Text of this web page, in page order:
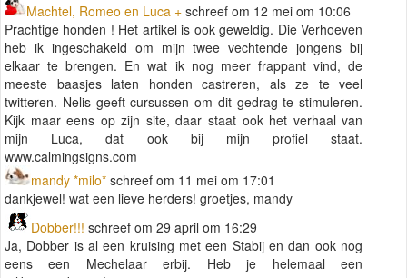
Machtel, Romeo en Luca + schreef om 12 mei om 10:06
Prachtige honden ! Het artikel is ook geweldig. Die Verhoeven
heb ik ingeschakeld om mijn twee vechtende jongens bij
elkaar te brengen. En wat ik nog meer frappant vind, de
meeste baasjes laten honden castreren, als ze te veel
twitteren. Nelis geeft cursussen om dit gedrag te stimuleren.
Kijk maar eens op zijn site, daar staat ook het verhaal van
mijn Luca, dat ook bij mijn profiel staat.
www.calmingsigns.com
mandy *milo* schreef om 11 mei om 17:01
dankjewel! wat een lieve herders! groetjes, mandy
Dobber!!! schreef om 29 april om 16:29
Ja, Dobber is al een kruising met een Stabij en dan ook nog
eens een Mechelaar erbij. Heb je helemaal een